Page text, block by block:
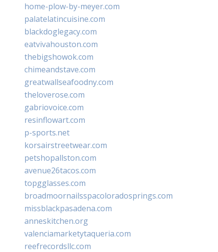
home-plow-by-meyer.com
palatelatincuisine.com
blackdoglegacy.com
eatvivahouston.com
thebigshowok.com
chimeandstave.com
greatwallseafoodny.com
theloverose.com
gabriovoice.com
resinflowart.com
p-sports.net
korsairstreetwear.com
petshopallston.com
avenue26tacos.com
topgglasses.com
broadmoornailsspacoloradosprings.com
missblackpasadena.com
anneskitchen.org
valenciamarketytaqueria.com
reefrecordsllc.com